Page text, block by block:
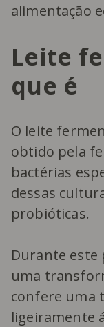
alimentação
Leite
que é
O leite
obtido pela
bactérias
dessas
probióticas.
Durante este
uma
confere uma
ligeiramente